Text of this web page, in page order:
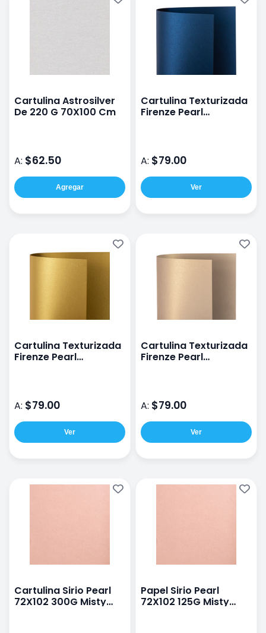
Cartulina Astrosilver
De 220 G 70X100 Cm
A: $62.50
Agregar
Cartulina Texturizada
Firenze Pearl
A: $79.00
Ver
Cartulina Texturizada
Firenze Pearl
A: $79.00
Ver
Cartulina Texturizada
Firenze Pearl
A: $79.00
Ver
Cartulina Sirio Pearl
72X102 300G Misty
Papel Sirio Pearl
72X102 125G Misty